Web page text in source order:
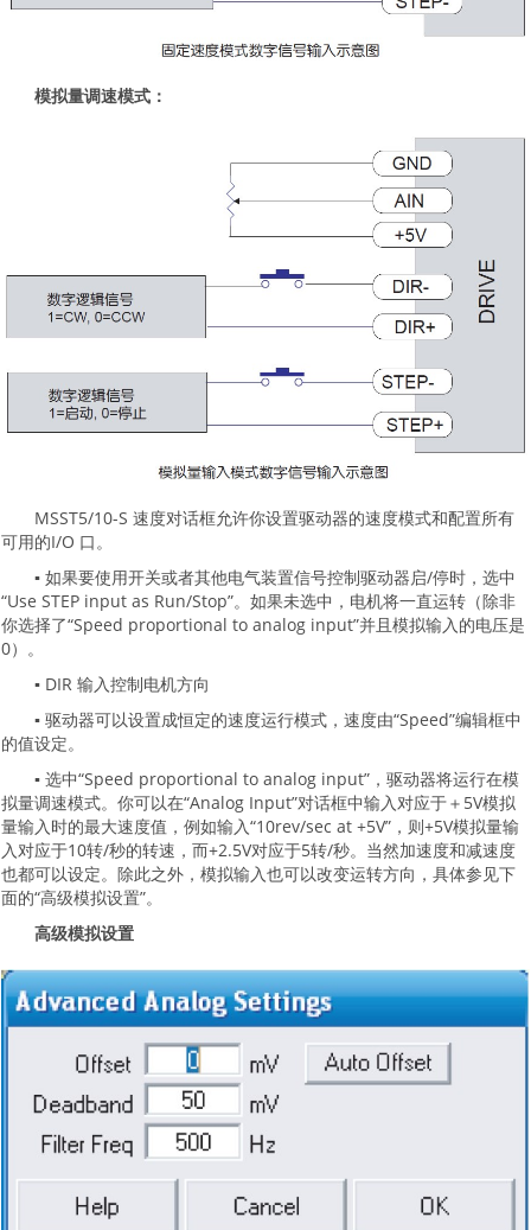
模拟量调速模式：
MSST5/10-S 速度对话框允许你设置驱动器的速度模式和配置所有
可用的I/O 口。
▪ 如果要使用开关或者其他电气装置信号控制驱动器启/停时，选中
“Use STEP input as Run/Stop”。如果未选中，电机将一直运转（除非
你选择了“Speed proportional to analog input”并且模拟输入的电压是
0）。
▪ DIR 输入控制电机方向
▪ 驱动器可以设置成恒定的速度运行模式，速度由“Speed”编辑框中
的值设定。
▪ 选中“Speed proportional to analog input”，驱动器将运行在模
拟量调速模式。你可以在“Analog Input”对话框中输入对应于＋5V模拟
量输入时的最大速度值，例如输入“10rev/sec at +5V”，则+5V模拟量输
入对应于10转/秒的转速，而+2.5V对应于5转/秒。当然加速度和减速度
也都可以设定。除此之外，模拟输入也可以改变运转方向，具体参见下
面的“高级模拟设置”。
高级模拟设置